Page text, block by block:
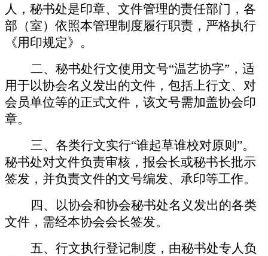
人，秘书处是印章、文件管理的责任部门，各
部（室）依照本管理制度履行职责，严格执行
《用印规定》。
二、秘书处行文使用文号“温艺协字”，适
用于以协会名义发出的文件，包括上行文、对
会员单位等的正式文件，该文号需加盖协会印
章。
三、各类行文实行“谁起草谁校对原则”。
秘书处对文件负责审核，报会长或秘书长批示
签发，并负责文件的文号编发、承印等工作。
四、以协会和协会秘书处名义发出的各类
文件，需经本协会会长签发。
五、行文执行登记制度，由秘书处专人负